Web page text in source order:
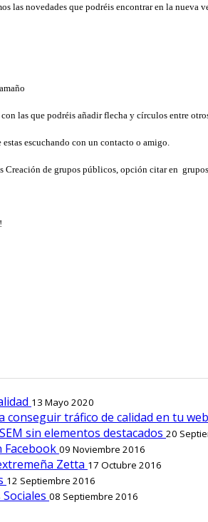
las novedades que podréis encontrar en la nueva
las que podréis añadir flecha y círculos entre
escuchando con un contacto o amigo.
Creación de grupos públicos, opción citar en
13 Mayo 2020
conseguir tráfico de calidad en tu web
sin elementos destacados 20
Facebook 09 Noviembre 2016
Zetta 17 Octubre 2016
12 Septiembre 2016
08 Septiembre 2016